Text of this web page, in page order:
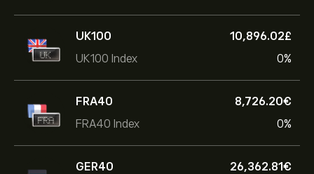
UK100
UK100 Index
10,896.02‎£‎
0%
FRA40
FRA40 Index
8,726.20‎€‎
0%
GER40
26,362.81‎€‎